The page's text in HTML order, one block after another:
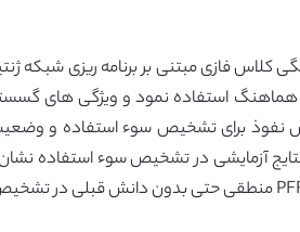
کلاس فازی مبتنی بر برنامه ریزی شبکه
استفاده نمود و ویژگی های گسسته